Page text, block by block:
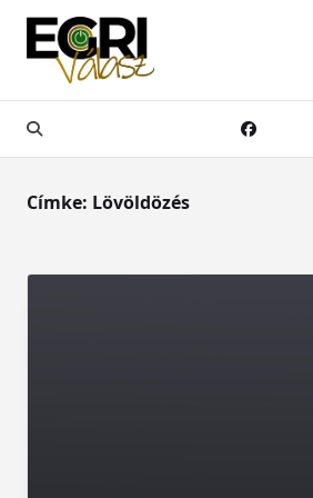
Skip
content
Címke: Lövöldözés